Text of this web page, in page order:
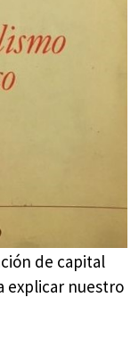
de capital
explicar nuestro